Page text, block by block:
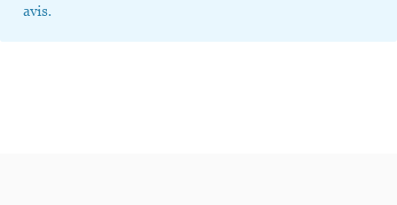
avis.